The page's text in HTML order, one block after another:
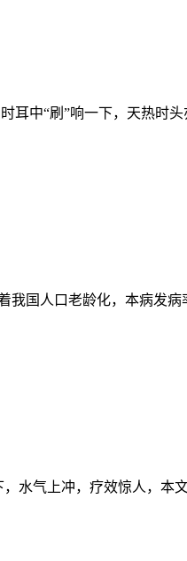
耳中“刷”响一下，天热时
国人口老龄化，本病发
水气上冲，疗效惊人，